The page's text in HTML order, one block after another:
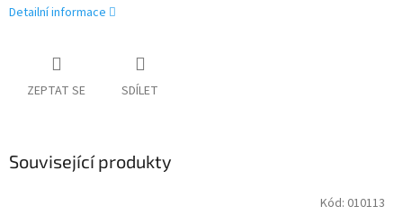
Detailní informace
ZEPTAT SE SDÍLET
Související produkty
Kód: 010113